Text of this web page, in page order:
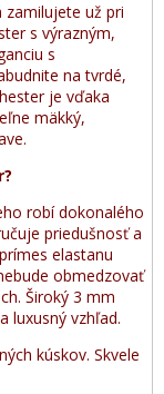
už pri
s výrazným,
s
na tvrdé,
je vďaka
mäkký,
robí dokonalého
priedušnosť a
elastanu
obmedzovať
Široký 3 mm
luxusný vzhľad.
kúskov. Skvele